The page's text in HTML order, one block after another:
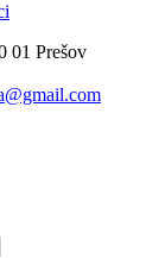
01 Prešov